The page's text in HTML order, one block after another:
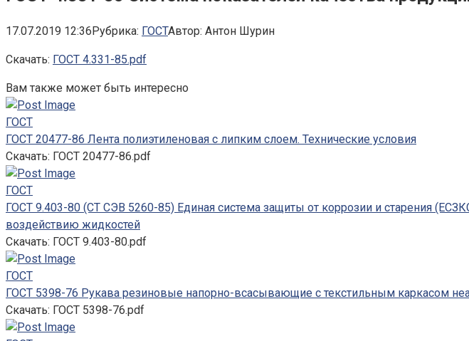
17.07.2019 12:36Рубрика: ГОСТАвтор: Антон Шурин
Скачать: ГОСТ 4.331-85.pdf
Вам также может быть интересно
ГОСТ
ГОСТ 20477-86 Лента полиэтиленовая с липким слоем. Технические условия
Скачать: ГОСТ 20477-86.pdf
ГОСТ
ГОСТ 9.403-80 (СТ СЭВ 5260-85) Единая система защиты от коррозии и старения
воздействию жидкостей
Скачать: ГОСТ 9.403-80.pdf
ГОСТ
ГОСТ 5398-76 Рукава резиновые напорно-всасывающие с текстильным каркасом
Скачать: ГОСТ 5398-76.pdf